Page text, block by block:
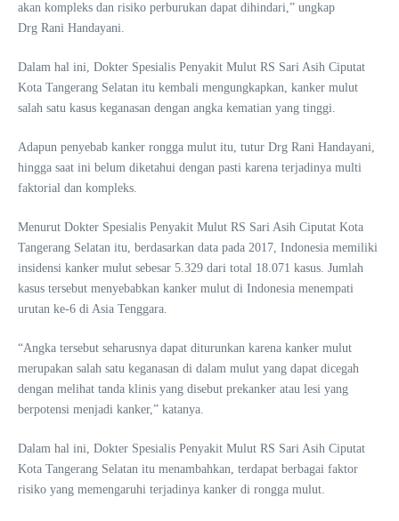
akan kompleks dan risiko perburukan dapat dihindari,” ungkap
Drg Rani Handayani.
Dalam hal ini, Dokter Spesialis Penyakit Mulut RS Sari Asih Ciputat
Kota Tangerang Selatan itu kembali mengungkapkan, kanker mulut
salah satu kasus keganasan dengan angka kematian yang tinggi.
Adapun penyebab kanker rongga mulut itu, tutur Drg Rani Handayani,
hingga saat ini belum diketahui dengan pasti karena terjadinya multi
faktorial dan kompleks.
Menurut Dokter Spesialis Penyakit Mulut RS Sari Asih Ciputat Kota
Tangerang Selatan itu, berdasarkan data pada 2017, Indonesia memiliki
insidensi kanker mulut sebesar 5.329 dari total 18.071 kasus. Jumlah
kasus tersebut menyebabkan kanker mulut di Indonesia menempati
urutan ke-6 di Asia Tenggara.
“Angka tersebut seharusnya dapat diturunkan karena kanker mulut
merupakan salah satu keganasan di dalam mulut yang dapat dicegah
dengan melihat tanda klinis yang disebut prekanker atau lesi yang
berpotensi menjadi kanker,” katanya.
Dalam hal ini, Dokter Spesialis Penyakit Mulut RS Sari Asih Ciputat
Kota Tangerang Selatan itu menambahkan, terdapat berbagai faktor
risiko yang memengaruhi terjadinya kanker di rongga mulut.